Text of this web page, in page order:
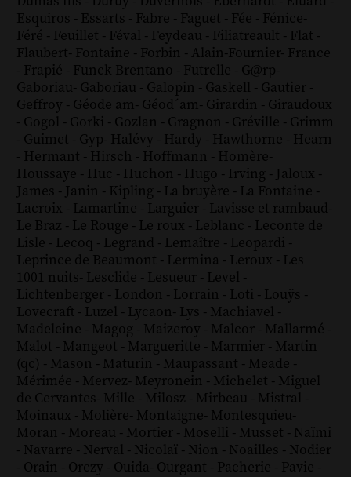
Esquiros - Essarts - Fabre - Faguet - Fée - Fénice-
Féré - Feuillet - Féval - Feydeau - Filiatreault - Flat -
Flaubert- Fontaine - Forbin - Alain-Fournier- France
- Frapié - Funck Brentano - Futrelle - G@rp-
Gaboriau- Gaboriau - Galopin - Gaskell - Gautier -
Geffroy - Géode am- Géod´am- Girardin - Giraudoux
- Gogol - Gorki - Gozlan - Gragnon - Gréville - Grimm
- Guimet - Gyp- Halévy - Hardy - Hawthorne - Hearn
- Hermant - Hirsch - Hoffmann - Homère-
Houssaye - Huc - Huchon - Hugo - Irving - Jaloux -
James - Janin - Kipling - La bruyère - La Fontaine -
Lacroix - Lamartine - Larguier - Lavisse et rambaud-
Le Braz - Le Rouge - Le roux - Leblanc - Leconte de
Lisle - Lecoq - Legrand - Lemaître - Leopardi -
Leprince de Beaumont - Lermina - Leroux - Les
1001 nuits- Lesclide - Lesueur - Level -
Lichtenberger - London - Lorrain - Loti - Louÿs -
Lovecraft - Luzel - Lycaon- Lys - Machiavel -
Madeleine - Magog - Maizeroy - Malcor - Mallarmé -
Malot - Mangeot - Margueritte - Marmier - Martin
(qc) - Mason - Maturin - Maupassant - Meade -
Mérimée - Mervez- Meyronein - Michelet - Miguel
de Cervantes- Mille - Milosz - Mirbeau - Mistral -
Moinaux - Molière- Montaigne- Montesquieu-
Moran - Moreau - Mortier - Moselli - Musset - Naïmi
- Navarre - Nerval - Nicolaï - Nion - Noailles - Nodier
- Orain - Orczy - Ouida- Ourgant - Pacherie - Pavie -